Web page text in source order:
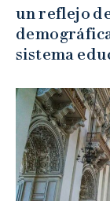
un reflejo
sistema